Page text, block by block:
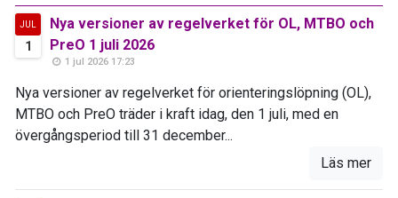
JUL
1
Nya versioner av regelverket för OL, MTBO och
PreO 1 juli 2026
1 jul 2026 17:23
Nya versioner av regelverket för orienteringslöpning (OL),
MTBO och PreO träder i kraft idag, den 1 juli, med en
övergångsperiod till 31 december...
Läs mer